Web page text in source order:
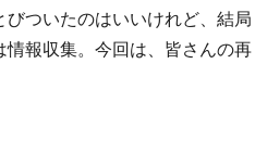
ついたのはいいけれど、結局
報収集。今回は、皆さんの再